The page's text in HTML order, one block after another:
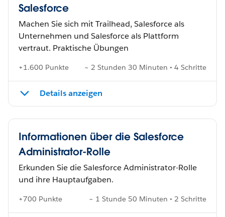
Salesforce
Machen Sie sich mit Trailhead, Salesforce als
Unternehmen und Salesforce als Plattform
vertraut. Praktische Übungen
+1.600 Punkte ~ 2 Stunden 30 Minuten • 4 Schritte
Details anzeigen
Informationen über die Salesforce
Administrator-Rolle
Erkunden Sie die Salesforce Administrator-Rolle
und ihre Hauptaufgaben.
+700 Punkte ~ 1 Stunde 50 Minuten • 2 Schritte